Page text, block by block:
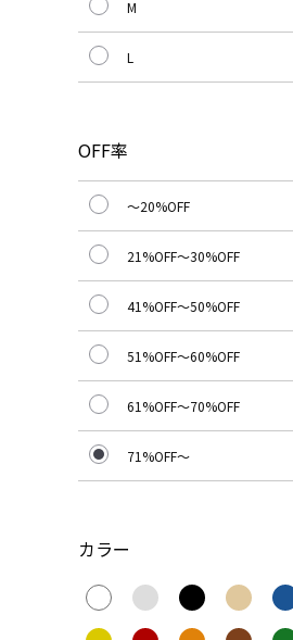
M
L
OFF率
～20%OFF
21%OFF～30%OFF
41%OFF～50%OFF
51%OFF～60%OFF
61%OFF～70%OFF
71%OFF～
カラー